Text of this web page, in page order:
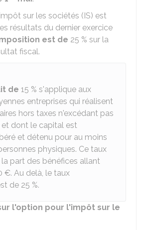
sur les sociétés (IS) est
résultats du dernier exercice
est de 25 % sur la
fiscal.
de 15 % s'applique aux
entreprises qui réalisent
hors taxes n'excédant pas
et dont le capital est
et détenu pour au moins
physiques. Ce taux
part des bénéfices allant
€. Au delà, le taux
de 25 %.
l'option pour l'impôt sur le